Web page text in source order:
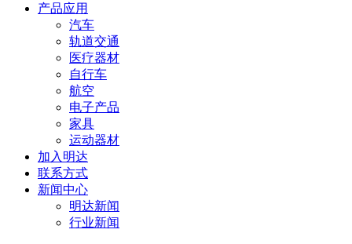
产品应用
汽车
轨道交通
医疗器材
自行车
航空
电子产品
家具
运动器材
加入明达
联系方式
新闻中心
明达新闻
行业新闻